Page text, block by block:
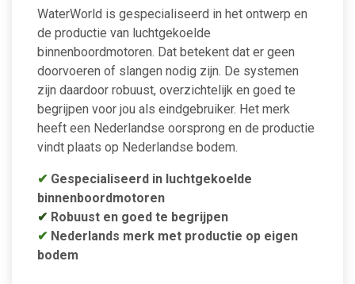
WaterWorld is gespecialiseerd in het ontwerp en
de productie van luchtgekoelde
binnenboordmotoren. Dat betekent dat er geen
doorvoeren of slangen nodig zijn. De systemen
zijn daardoor robuust, overzichtelijk en goed te
begrijpen voor jou als eindgebruiker. Het merk
heeft een Nederlandse oorsprong en de productie
vindt plaats op Nederlandse bodem.
✔ Gespecialiseerd in luchtgekoelde
binnenboordmotoren
✔ Robuust en goed te begrijpen
✔ Nederlands merk met productie op eigen
bodem